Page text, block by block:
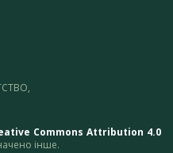
Commons Attribution 4.0
інше.